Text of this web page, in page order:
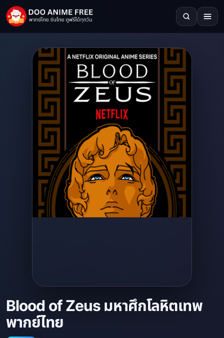
Blood of Zeus มหาศึกโลหิตเทพ
พากย์ไทย